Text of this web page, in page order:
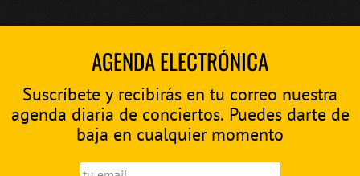
AGENDA ELECTRÓNICA
Suscríbete y recibirás en tu correo nuestra
agenda diaria de conciertos. Puedes darte de
baja en cualquier momento